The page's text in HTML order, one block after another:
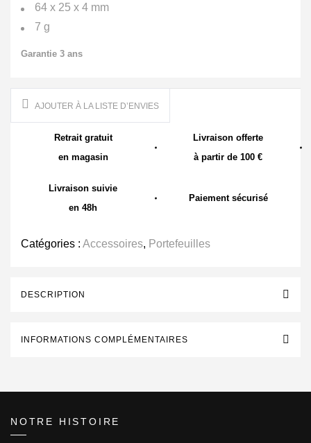
64 x 25 x 4 mm
7 g
Garantie 3 ans
AJOUTER À LA LISTE D’ENVIES
Retrait gratuit
en magasin
Livraison offerte
à partir de 100 €
Livraison suivie
en 48h
Paiement sécurisé
Catégories : Accessoires, Portefeuilles
DESCRIPTION
INFORMATIONS COMPLÉMENTAIRES
NOTRE HISTOIRE